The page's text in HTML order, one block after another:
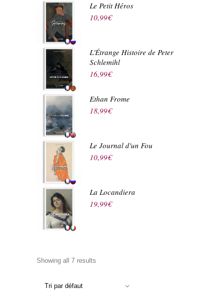
Le Petit Héros
10,99€
L'Étrange Histoire de Peter
Schlemihl
16,99€
Ethan Frome
18,99€
Le Journal d'un Fou
10,99€
La Locandiera
19,99€
Showing all 7 results
Tri par défaut